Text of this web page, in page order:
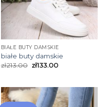
BIAŁE BUTY DAMSKIE
białe buty damskie
zł213.00 zł133.00